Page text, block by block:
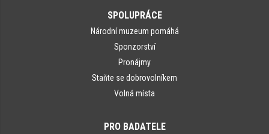
SPOLUPRÁCE
Národní muzeum pomáhá
Sponzorství
Pronájmy
Staňte se dobrovolníkem
Volná místa
PRO BADATELE